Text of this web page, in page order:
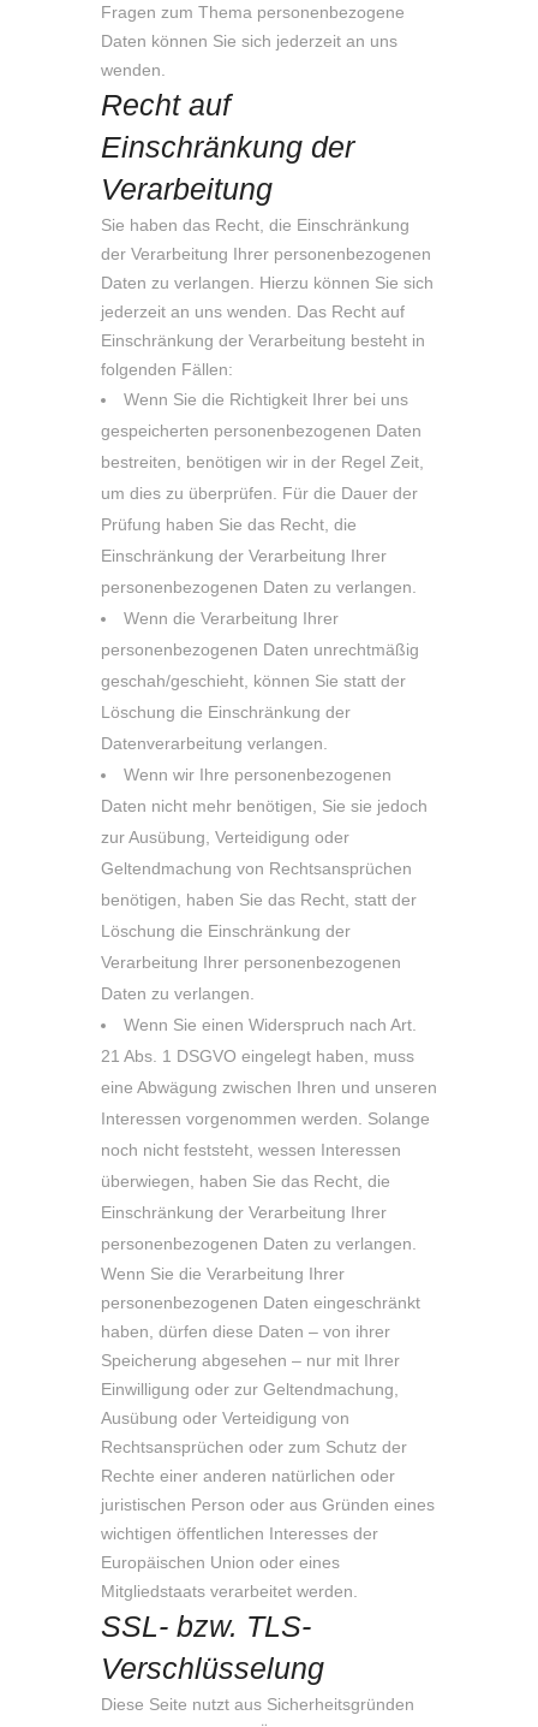
Fragen zum Thema personenbezogene
Daten können Sie sich jederzeit an uns
wenden.
Recht auf
Einschränkung der
Verarbeitung
Sie haben das Recht, die Einschränkung
der Verarbeitung Ihrer personenbezogenen
Daten zu verlangen. Hierzu können Sie sich
jederzeit an uns wenden. Das Recht auf
Einschränkung der Verarbeitung besteht in
folgenden Fällen:
Wenn Sie die Richtigkeit Ihrer bei uns
gespeicherten personenbezogenen Daten
bestreiten, benötigen wir in der Regel Zeit,
um dies zu überprüfen. Für die Dauer der
Prüfung haben Sie das Recht, die
Einschränkung der Verarbeitung Ihrer
personenbezogenen Daten zu verlangen.
Wenn die Verarbeitung Ihrer
personenbezogenen Daten unrechtmäßig
geschah/geschieht, können Sie statt der
Löschung die Einschränkung der
Datenverarbeitung verlangen.
Wenn wir Ihre personenbezogenen
Daten nicht mehr benötigen, Sie sie jedoch
zur Ausübung, Verteidigung oder
Geltendmachung von Rechtsansprüchen
benötigen, haben Sie das Recht, statt der
Löschung die Einschränkung der
Verarbeitung Ihrer personenbezogenen
Daten zu verlangen.
Wenn Sie einen Widerspruch nach Art.
21 Abs. 1 DSGVO eingelegt haben, muss
eine Abwägung zwischen Ihren und unseren
Interessen vorgenommen werden. Solange
noch nicht feststeht, wessen Interessen
überwiegen, haben Sie das Recht, die
Einschränkung der Verarbeitung Ihrer
personenbezogenen Daten zu verlangen.
Wenn Sie die Verarbeitung Ihrer
personenbezogenen Daten eingeschränkt
haben, dürfen diese Daten – von ihrer
Speicherung abgesehen – nur mit Ihrer
Einwilligung oder zur Geltendmachung,
Ausübung oder Verteidigung von
Rechtsansprüchen oder zum Schutz der
Rechte einer anderen natürlichen oder
juristischen Person oder aus Gründen eines
wichtigen öffentlichen Interesses der
Europäischen Union oder eines
Mitgliedstaats verarbeitet werden.
SSL- bzw. TLS-
Verschlüsselung
Diese Seite nutzt aus Sicherheitsgründen